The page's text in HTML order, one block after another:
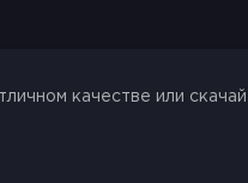
качестве или